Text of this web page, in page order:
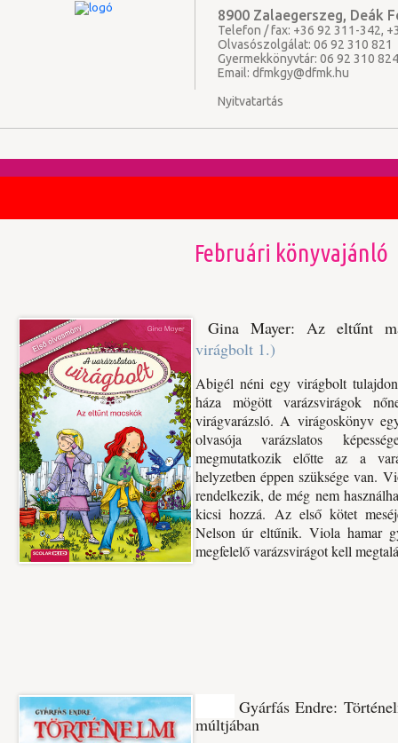
8900 Zalaegerszeg, Deák
Telefon / fax: +36 92 311-342,
Olvasószolgálat: 06 92 310 821
Gyermekkönyvtár: 06 92 310
Email:dfmkgy@dfmk.hu
Nyitvatartás
Februári könyvajánló
Gina Mayer: Az ​eltűnt
virágbolt 1.)
Abigél néni egy virágbolt
háza mögött varázsvirágok
virágvarázsló. A virágoskönyv
olvasója varázslatos
megmutatkozik előtte az a
helyzetben éppen szüksége van. V
rendelkezik, de még nem
kicsi hozzá. Az első kötet
Nelson úr eltűnik. Viola hamar
megfelelő varázsvirágot kell
Gyárfás Endre:
múltjában